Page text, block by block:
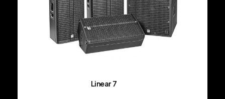
Linear 7